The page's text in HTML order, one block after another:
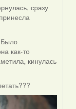
сразу
Было
как-то
кинулась